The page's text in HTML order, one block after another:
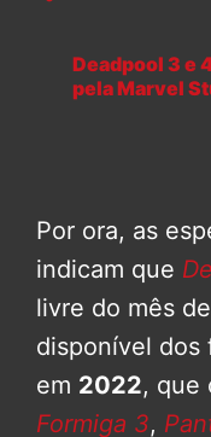
Deadpool 3 e
pela Marvel
Por ora, as
indicam que
livre do mês
disponível dos
em 2022, que
Formiga 3,